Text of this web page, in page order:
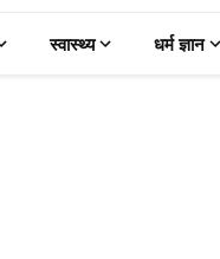
स्वास्थ्य धर्म ज्ञान